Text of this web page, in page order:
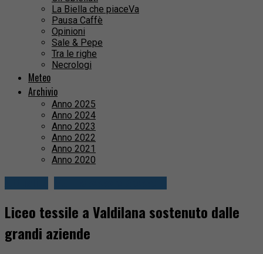
La Biella che piaceVa
Pausa Caffè
Opinioni
Sale & Pepe
Tra le righe
Necrologi
Meteo
Archivio
Anno 2025
Anno 2024
Anno 2023
Anno 2022
Anno 2021
Anno 2020
Liceo tessile a Valdilana sostenuto dalle
grandi aziende